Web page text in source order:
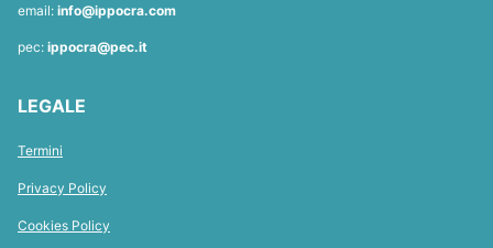
email: info@ippocra.com
pec: ippocra@pec.it
LEGALE
Termini
Privacy Policy
Cookies Policy